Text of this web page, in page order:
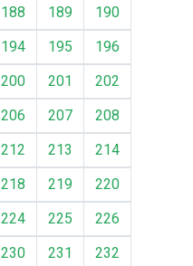
188 189
190
194 195
196
200 201
202
206 207
208
212 213
214
218 219
220
224 225
226
230 231
232